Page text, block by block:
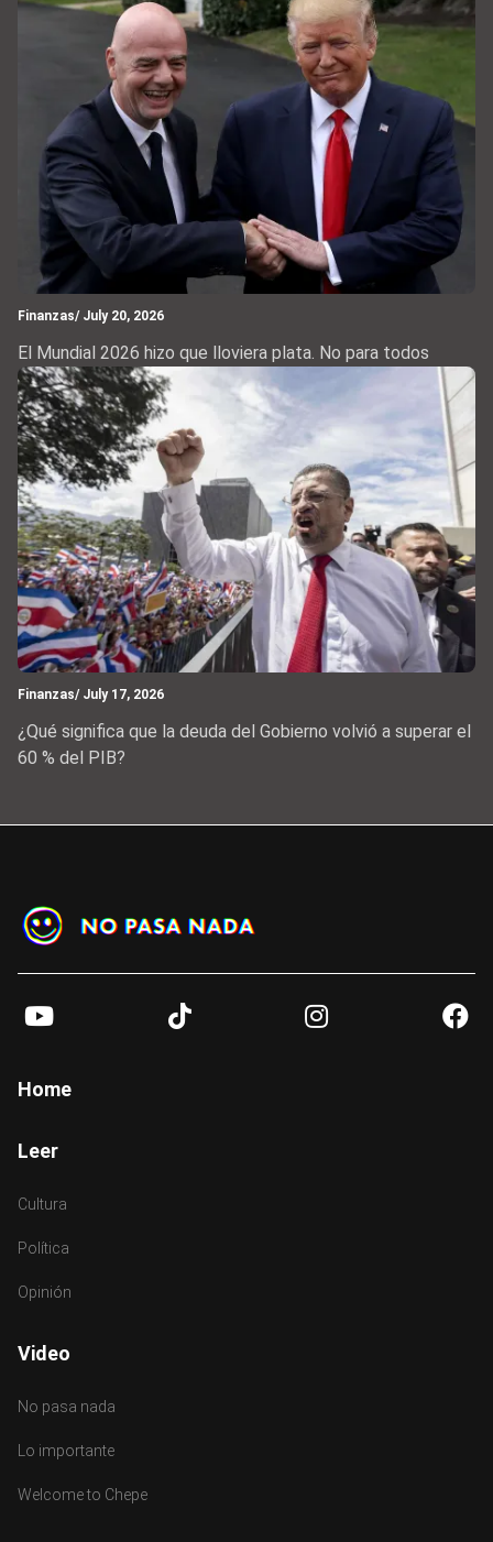
Finanzas/ July 20, 2026
El Mundial 2026 hizo que lloviera plata. No para todos
Finanzas/ July 17, 2026
¿Qué significa que la deuda del Gobierno volvió a superar el
60 % del PIB?
Footer
Home
Leer
Cultura
Política
Opinión
Video
No pasa nada
Lo importante
Welcome to Chepe